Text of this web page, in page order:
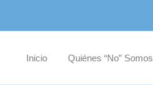
Inicio Quiénes “No” Somos